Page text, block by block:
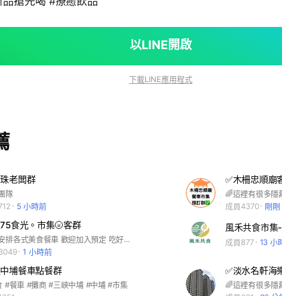
以LINE開啟
下載LINE應用程式
老闆群
隊
5 小時前
✅木柵忠順廟
成員4370
剛剛
食光。市集🌝客群
每日安排各式美食餐車 歡迎加入預定 吃好吃的治癒每一天🤤 📍新北市八里區中山路一段75號對面 #八里餐車市集
1 小時前
風禾共食市集
成員877 13 小
埔餐車點餐群
#餐車 #攤商 #三峽中埔 #中埔 #市集
✅淡水名軒海